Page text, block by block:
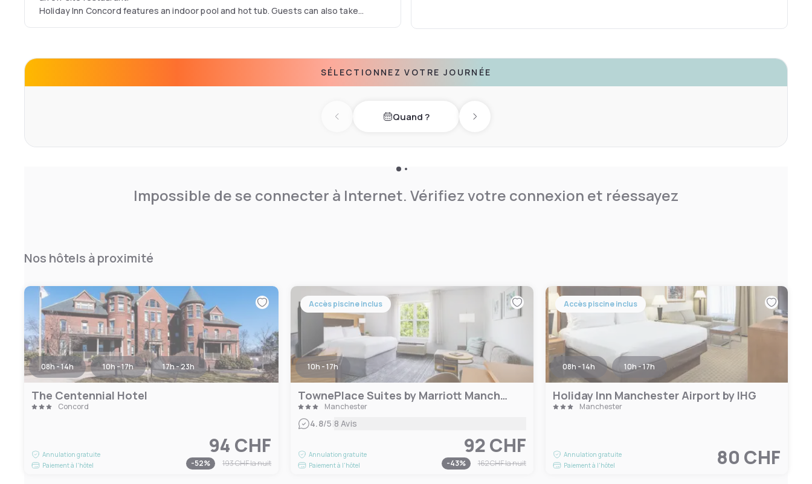
Holiday Inn Concord features an indoor pool and hot tub. Guests can also take
Planetarium are minutes from the Concord Holiday Inn. Within a short drive, guests
can visit
SÉLECTIONNEZ VOTRE JOURNÉE
Previous dayQuand ? Next day
Impossible de se connecter à Internet. Vérifiez votre connexion et réessayez
Nos hôtels à proximité
08h - 14h 10h - 17h 17h - 23h
The Centennial Hotel
Concord
Annulation gratuite
Paiement à l'hôtel
94 CHF
-52% 193 CHFla nuit
Accès piscine inclus
10h - 17h
TownePlace Suites by Marriott Manchester-Boston Regional Airport
Manchester
4.8/5|8 Avis
Annulation gratuite
Paiement à l'hôtel
92 CHF
-43% 162 CHFla nuit
Accès piscine inclus
08h - 14h 10h - 17h
Holiday Inn Manchester Airport by IHG
Manchester
Annulation gratuite
Paiement à l'hôtel
80 CHF